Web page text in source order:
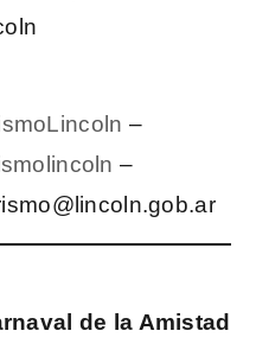
–
–
de la Amistad